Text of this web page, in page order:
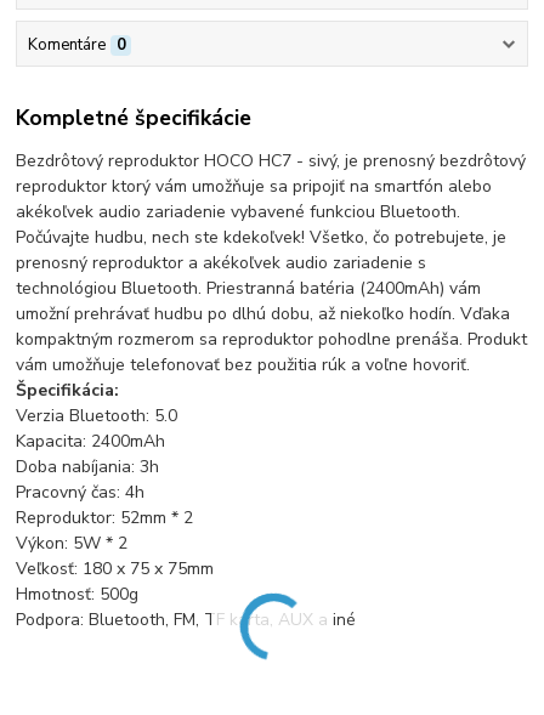
Komentáre 0
Kompletné špecifikácie
Bezdrôtový reproduktor HOCO HC7 - sivý, je prenosný bezdrôtový
reproduktor ktorý vám umožňuje sa pripojiť na smartfón alebo
akékoľvek audio zariadenie vybavené funkciou Bluetooth.
Počúvajte hudbu, nech ste kdekoľvek! Všetko, čo potrebujete, je
prenosný reproduktor a akékoľvek audio zariadenie s
technológiou Bluetooth. Priestranná batéria (2400mAh) vám
umožní prehrávať hudbu po dlhú dobu, až niekoľko hodín. Vďaka
kompaktným rozmerom sa reproduktor pohodlne prenáša. Produkt
vám umožňuje telefonovať bez použitia rúk a voľne hovoriť.
Špecifikácia:
Verzia Bluetooth: 5.0
Kapacita: 2400mAh
Doba nabíjania: 3h
Pracovný čas: 4h
Reproduktor: 52mm * 2
Výkon: 5W * 2
Veľkosť: 180 x 75 x 75mm
Hmotnosť: 500g
Podpora: Bluetooth, FM, TF karta, AUX a iné